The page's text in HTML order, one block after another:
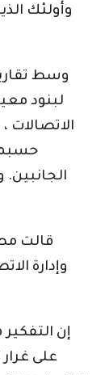
وأولئك
وسط
الجانبين.
قالت
إن